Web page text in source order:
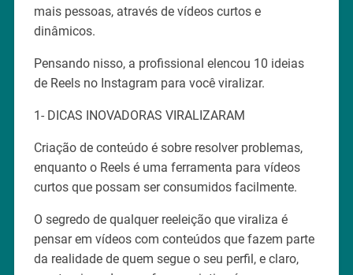
mais pessoas, através de vídeos curtos e
dinâmicos.
Pensando nisso, a profissional elencou 10 ideias
de Reels no Instagram para você viralizar.
1- DICAS INOVADORAS VIRALIZARAM
Criação de conteúdo é sobre resolver problemas,
enquanto o Reels é uma ferramenta para vídeos
curtos que possam ser consumidos facilmente.
O segredo de qualquer reeleição que viraliza é
pensar em vídeos com conteúdos que fazem parte
da realidade de quem segue o seu perfil, e claro,